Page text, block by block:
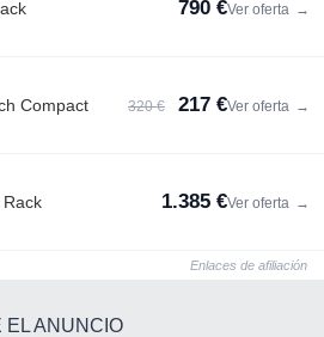
790 €Ver oferta →
Compact 320 € 217 €Ver oferta →
1.385 €Ver oferta →
Enlaces de afiliación
EL ANUNCIO